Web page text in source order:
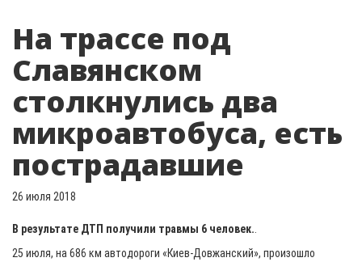
На трассе под
Славянском
столкнулись два
микроавтобуса, есть
пострадавшие
26 июля 2018
В результате ДТП получили травмы 6 человек.
25 июля, на 686 км автодороги «Киев-Довжанский», произошло